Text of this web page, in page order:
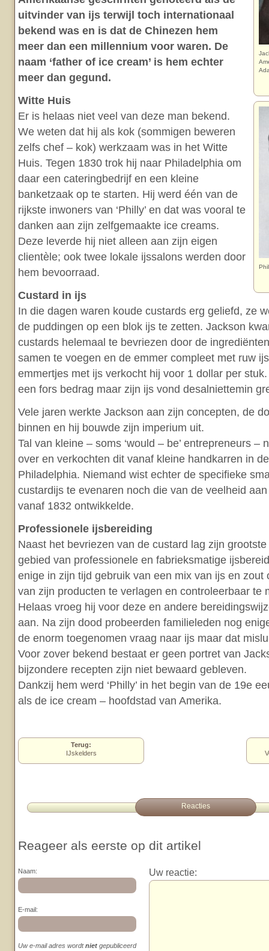
uitvinder van ijs terwijl toch internationaal
bekend was en is dat de Chinezen hem
meer dan een millennium voor waren. De
naam ‘father of ice cream’ is hem echter
meer dan gegund.
Witte Huis
Er is helaas niet veel van deze man bekend.
We weten dat hij als kok (sommigen beweren
zelfs chef – kok) werkzaam was in het Witte
Huis. Tegen 1830 trok hij naar Philadelphia om
daar een cateringbedrijf en een kleine
banketzaak op te starten. Hij werd één van de
rijkste inwoners van ‘Philly’ en dat was vooral te
danken aan zijn zelfgemaakte ice creams.
Deze leverde hij niet alleen aan zijn eigen
clientèle; ook twee lokale ijssalons werden door
hem bevoorraad.
Custard in ijs
In die dagen waren koude custards erg geliefd, ze
de puddingen op een blok ijs te zetten. Jackson
custards helemaal te bevriezen door de
samen te voegen en de emmer compleet met ruw
emmertjes met ijs verkocht hij voor 1 dollar per
een fors bedrag maar zijn ijs vond desalniettemin
Vele jaren werkte Jackson aan zijn concepten, de
binnen en hij bouwde zijn imperium uit.
Tal van kleine – soms ‘would – be’ entrepreneurs –
over en verkochten dit vanaf kleine handkarren in
Philadelphia. Niemand wist echter de specifieke
custardijs te evenaren noch die van de veelheid
vanaf 1832 ontwikkelde.
Professionele ijsbereiding
Naast het bevriezen van de custard lag zijn
gebied van professionele en fabrieksmatige
enige in zijn tijd gebruik van een mix van ijs en zout
van zijn producten te verlagen en controleerbaar te
Helaas vroeg hij voor deze en andere
aan. Na zijn dood probeerden familieleden nog
de enorm toegenomen vraag naar ijs maar dat
Voor zover bekend bestaat er geen portret van
bijzondere recepten zijn niet bewaard gebleven.
Dankzij hem werd ‘Philly’ in het begin van de 19e
als de ice cream – hoofdstad van Amerika.
Terug:
IJskelders
Reacties
Reageer als eerste op dit artikel
Naam:
E-mail:
Uw e-mail adres wordtniet gepubliceerd
Uw reactie: